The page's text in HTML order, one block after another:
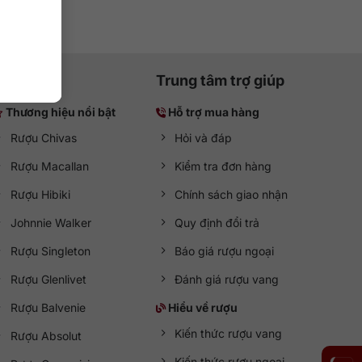
Thương hiệu nổi bật
Rượu Chivas
Rượu Macallan
Rượu Hibiki
Johnnie Walker
Rượu Singleton
Rượu Glenlivet
Rượu Balvenie
Rượu Absolut
Trung tâm trợ giúp
Hỗ trợ mua hàng
Hỏi và đáp
Kiểm tra đơn hàng
Chính sách giao nhận
Quy định đổi trả
Báo giá rượu ngoại
Đánh giá rượu vang
Hiểu về rượu
Kiến thức rượu vang